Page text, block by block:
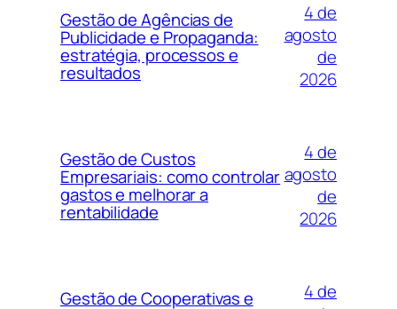
Gestão de Agências de
Publicidade e Propaganda:
estratégia, processos e
resultados
4 de
agosto
de
2026
Gestão de Custos
Empresariais: como controlar
gastos e melhorar a
rentabilidade
4 de
agosto
de
2026
Gestão de Cooperativas e
4 de